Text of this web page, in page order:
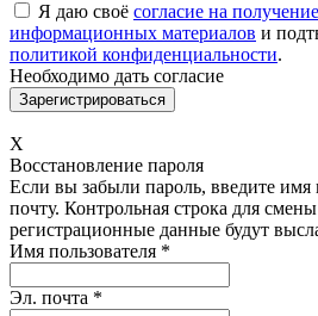
Я даю своё согласие на
информационных материалов и
политикой конфиденциальности.
Необходимо дать согласие
X
Восстановление пароля
Если вы забыли пароль, введите имя
почту. Контрольная строка для
регистрационные данные будут
Имя пользователя *
Эл. почта *